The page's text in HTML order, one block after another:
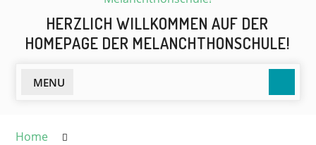
HERZLICH WILLKOMMEN AUF DER
HOMEPAGE DER MELANCHTHONSCHULE!
MENU
Home